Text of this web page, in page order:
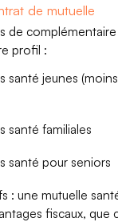
de mutuelle
de
profil :
santé jeunes
santé familiales
santé pour seniors
: une mutuelle
fiscaux, que